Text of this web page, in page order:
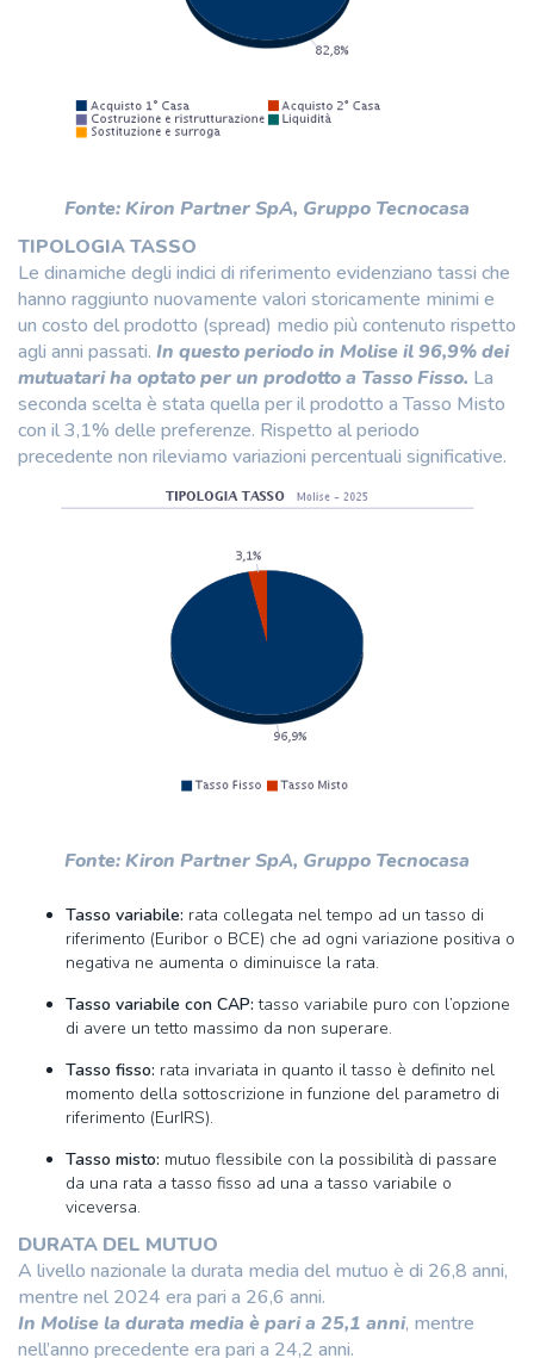
Fonte: Kiron Partner SpA, Gruppo Tecnocasa
TIPOLOGIA TASSO
Le dinamiche degli indici di riferimento evidenziano tassi che
hanno raggiunto nuovamente valori storicamente minimi e
un costo del prodotto (spread) medio più contenuto rispetto
agli anni passati. In questo periodo in Molise il 96,9% dei
mutuatari ha optato per un prodotto a Tasso Fisso. La
seconda scelta è stata quella per il prodotto a Tasso Misto
con il 3,1% delle preferenze. Rispetto al periodo
precedente non rileviamo variazioni percentuali significative.
Fonte: Kiron Partner SpA, Gruppo Tecnocasa
Tasso variabile: rata collegata nel tempo ad un tasso di
riferimento (Euribor o BCE) che ad ogni variazione positiva o
negativa ne aumenta o diminuisce la rata.
Tasso variabile con CAP: tasso variabile puro con l’opzione
di avere un tetto massimo da non superare.
Tasso fisso: rata invariata in quanto il tasso è definito nel
momento della sottoscrizione in funzione del parametro di
riferimento (EurIRS).
Tasso misto: mutuo flessibile con la possibilità di passare
da una rata a tasso fisso ad una a tasso variabile o
viceversa.
DURATA DEL MUTUO
A livello nazionale la durata media del mutuo è di 26,8 anni,
mentre nel 2024 era pari a 26,6 anni.
In Molise la durata media è pari a 25,1 anni, mentre
nell’anno precedente era pari a 24,2 anni.